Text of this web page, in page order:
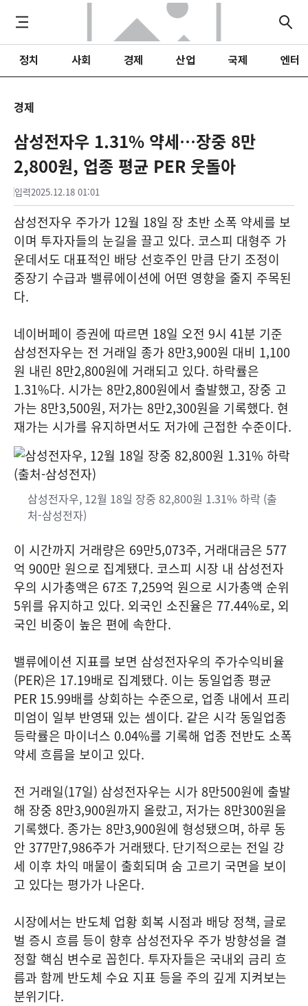
정치 사회 경제 산업 국제 엔터
경제
삼성전자우 1.31% 약세…장중 8만
2,800원, 업종 평균 PER 웃돌아
입력2025.12.18 01:01
삼성전자우 주가가 12월 18일 장 초반 소폭 약세를 보
이며 투자자들의 눈길을 끌고 있다. 코스피 대형주 가
운데서도 대표적인 배당 선호주인 만큼 단기 조정이
중장기 수급과 밸류에이션에 어떤 영향을 줄지 주목된
다.
네이버페이 증권에 따르면 18일 오전 9시 41분 기준
삼성전자우는 전 거래일 종가 8만3,900원 대비 1,100
원 내린 8만2,800원에 거래되고 있다. 하락률은
1.31%다. 시가는 8만2,800원에서 출발했고, 장중 고
가는 8만3,500원, 저가는 8만2,300원을 기록했다. 현
재가는 시가를 유지하면서도 저가에 근접한 수준이다.
삼성전자우, 12월 18일 장중 82,800원 1.31% 하락 (출
처-삼성전자)
이 시간까지 거래량은 69만5,073주, 거래대금은 577
억 900만 원으로 집계됐다. 코스피 시장 내 삼성전자
우의 시가총액은 67조 7,259억 원으로 시가총액 순위
5위를 유지하고 있다. 외국인 소진율은 77.44%로, 외
국인 비중이 높은 편에 속한다.
밸류에이션 지표를 보면 삼성전자우의 주가수익비율
(PER)은 17.19배로 집계됐다. 이는 동일업종 평균
PER 15.99배를 상회하는 수준으로, 업종 내에서 프리
미엄이 일부 반영돼 있는 셈이다. 같은 시각 동일업종
등락률은 마이너스 0.04%를 기록해 업종 전반도 소폭
약세 흐름을 보이고 있다.
전 거래일(17일) 삼성전자우는 시가 8만500원에 출발
해 장중 8만3,900원까지 올랐고, 저가는 8만300원을
기록했다. 종가는 8만3,900원에 형성됐으며, 하루 동
안 377만7,986주가 거래됐다. 단기적으로는 전일 강
세 이후 차익 매물이 출회되며 숨 고르기 국면을 보이
고 있다는 평가가 나온다.
시장에서는 반도체 업황 회복 시점과 배당 정책, 글로
벌 증시 흐름 등이 향후 삼성전자우 주가 방향성을 결
정할 핵심 변수로 꼽힌다. 투자자들은 국내외 금리 흐
름과 함께 반도체 수요 지표 등을 주의 깊게 지켜보는
분위기다.